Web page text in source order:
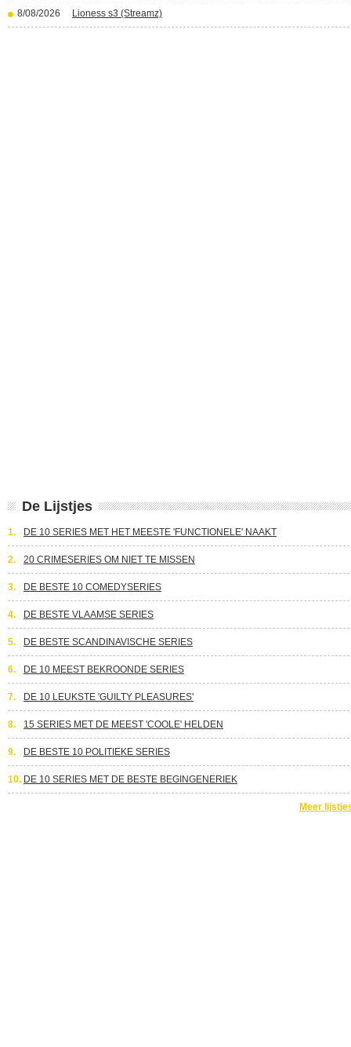
8/08/2026 Lioness s3 (Streamz)
De Lijstjes
1. DE 10 SERIES MET HET MEESTE 'FUNCTIONELE' NAAKT
2. 20 CRIMESERIES OM NIET TE MISSEN
3. DE BESTE 10 COMEDYSERIES
4. DE BESTE VLAAMSE SERIES
5. DE BESTE SCANDINAVISCHE SERIES
6. DE 10 MEEST BEKROONDE SERIES
7. DE 10 LEUKSTE 'GUILTY PLEASURES'
8. 15 SERIES MET DE MEEST 'COOLE' HELDEN
9. DE BESTE 10 POLITIEKE SERIES
10. DE 10 SERIES MET DE BESTE BEGINGENERIEK
Meer